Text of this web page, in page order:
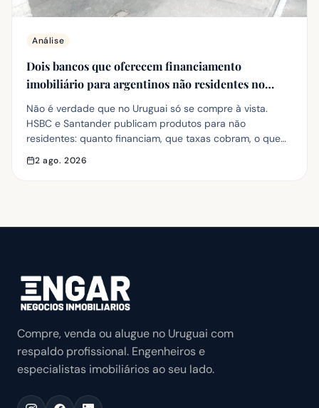
Análise
Dois bancos que oferecem financiamento
imobiliário para argentinos não residentes no
Uruguai (2026)
Não é verdade que no Uruguai só se compre à vista.
HSBC e Santander publicam produtos para não
residentes: quanto financiam, que taxas cobram, o que
2 ago. 2026
Compre, venda ou alugue no Uruguai com
respaldo profissional. Engenheiros e
especialistas imobiliários ao seu lado.